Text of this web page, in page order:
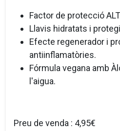
Factor de protecció
Llavis hidratats i
Efecte regenerador i
antiinflamatòries.
Fórmula vegana amb
l'aigua.
Preu de venda : 4,95€